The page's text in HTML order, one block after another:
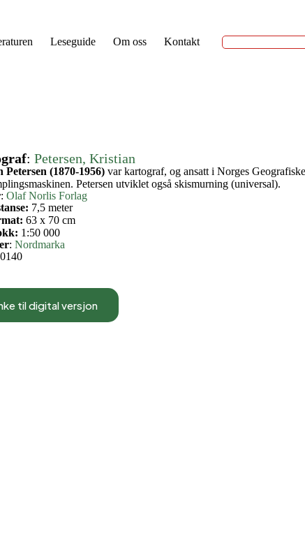
Leseguide Om oss Kontakt
: Petersen, Kristian
Petersen (1870-1956)var kartograf, og ansatt i Norges
Petersen utviklet også skismurning (universal).
: Olaf Norlis Forlag
7,5 meter
63 x 70 cm
1:50 000
: Nordmarka
til digital versjon